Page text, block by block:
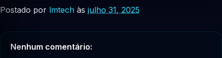
Postado por lmtech às julho 31, 2025
Nenhum comentário: